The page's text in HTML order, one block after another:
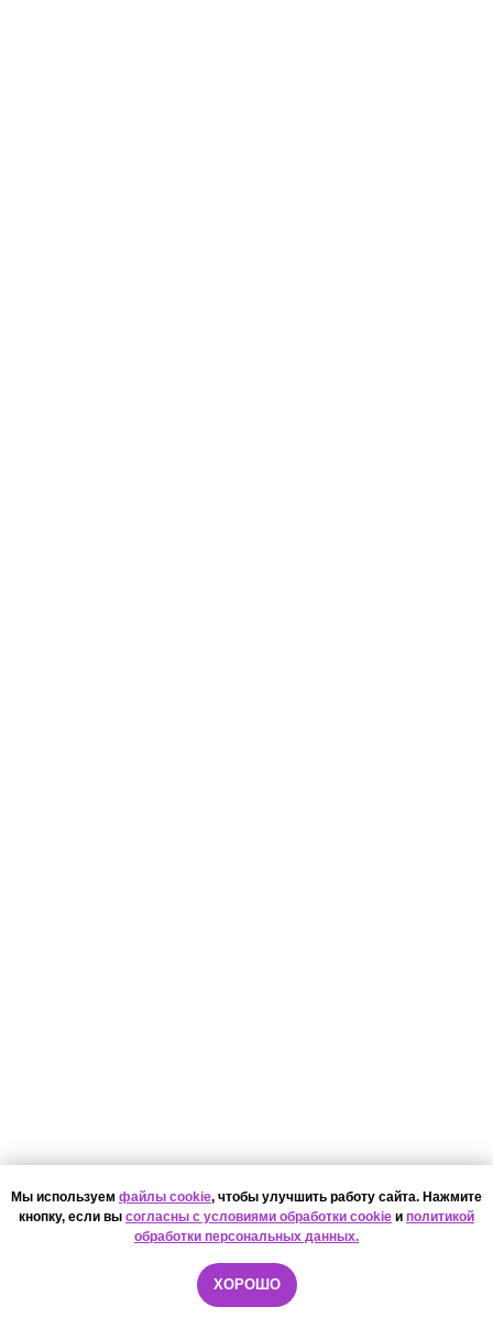
Мы используем файлы cookie, чтобы улучшить работу сайта. Нажмите
кнопку, если вы согласны с условиями обработки cookie и политикой
обработки персональных данных.
ХОРОШО